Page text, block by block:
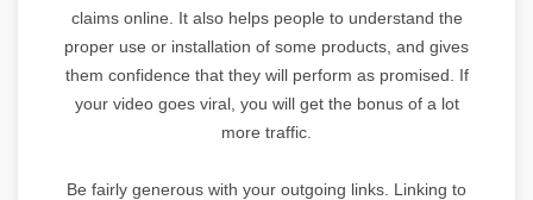
claims online. It also helps people to understand the
proper use or installation of some products, and gives
them confidence that they will perform as promised. If
your video goes viral, you will get the bonus of a lot
more traffic.
Be fairly generous with your outgoing links. Linking to